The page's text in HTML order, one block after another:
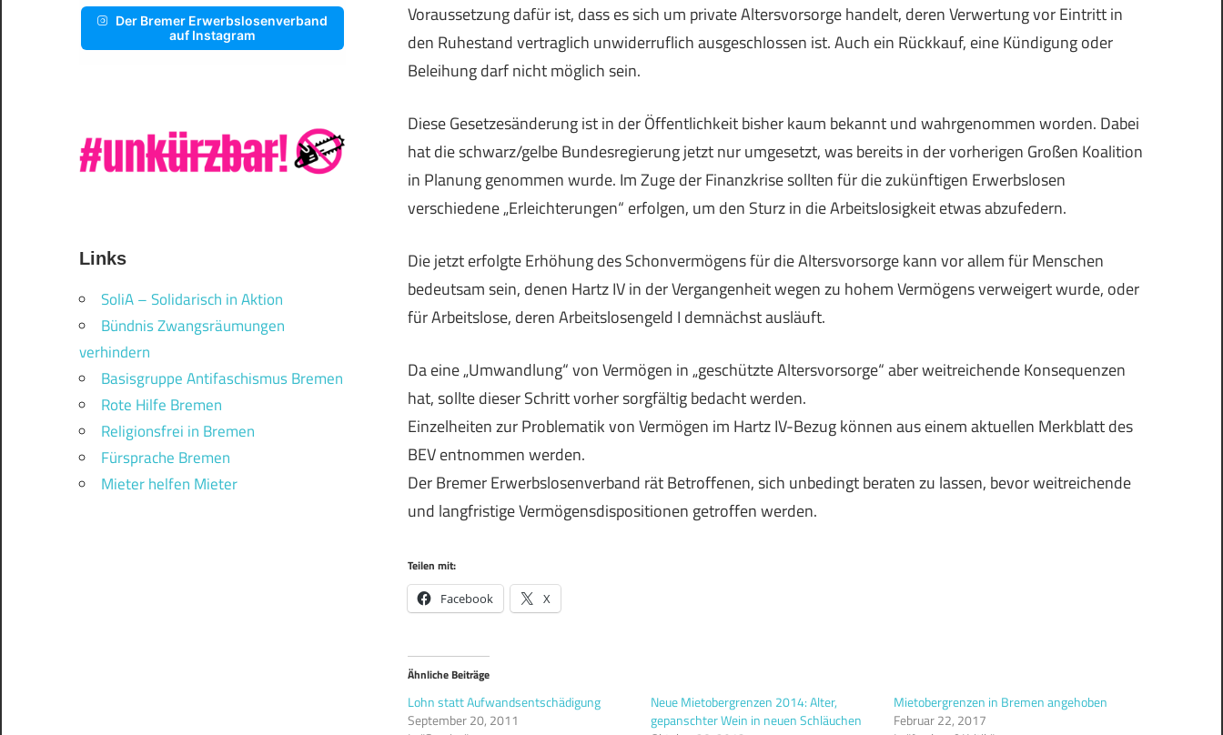
Voraussetzung dafür ist, dass es sich um private Altersvorsorge handelt, deren Verwertung vor Eintritt in
den Ruhestand vertraglich unwiderruflich ausgeschlossen ist. Auch ein Rückkauf, eine Kündigung oder
Beleihung darf nicht möglich sein.
Diese Gesetzesänderung ist in der Öffentlichkeit bisher kaum bekannt und wahrgenommen worden. Dabei
hat die schwarz/gelbe Bundesregierung jetzt nur umgesetzt, was bereits in der vorherigen Großen Koalition
in Planung genommen wurde. Im Zuge der Finanzkrise sollten für die zukünftigen Erwerbslosen
verschiedene „Erleichterungen“ erfolgen, um den Sturz in die Arbeitslosigkeit etwas abzufedern.
Die jetzt erfolgte Erhöhung des Schonvermögens für die Altersvorsorge kann vor allem für Menschen
bedeutsam sein, denen Hartz IV in der Vergangenheit wegen zu hohem Vermögens verweigert wurde, oder
für Arbeitslose, deren Arbeitslosengeld I demnächst ausläuft.
Da eine „Umwandlung“ von Vermögen in „geschützte Altersvorsorge“ aber weitreichende Konsequenzen
hat, sollte dieser Schritt vorher sorgfältig bedacht werden.
Einzelheiten zur Problematik von Vermögen im Hartz IV-Bezug können aus einem aktuellen Merkblatt des
BEV entnommen werden.
Der Bremer Erwerbslosenverband rät Betroffenen, sich unbedingt beraten zu lassen, bevor weitreichende
und langfristige Vermögensdispositionen getroffen werden.
Teilen mit:
Facebook X
Ähnliche Beiträge
Lohn statt Aufwandsentschädigung
September 20, 2011
Neue Mietobergrenzen 2014: Alter,
gepanschter Wein in neuen Schläuchen
Mietobergrenzen in Bremen angehoben
Februar 22, 2017
Der Bremer Erwerbslosenverband
auf Instagram
Links
SoliA – Solidarisch in Aktion
Bündnis Zwangsräumungen
verhindern
Basisgruppe Antifaschismus Bremen
Rote Hilfe Bremen
Religionsfrei in Bremen
Fürsprache Bremen
Mieter helfen Mieter